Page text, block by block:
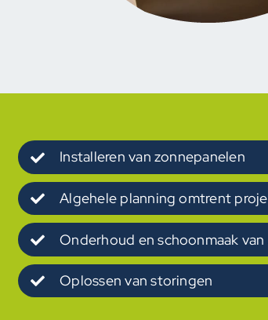
Installeren van zonnepanelen
Algehele planning omtrent
Onderhoud en schoonmaak
Oplossen van storingen